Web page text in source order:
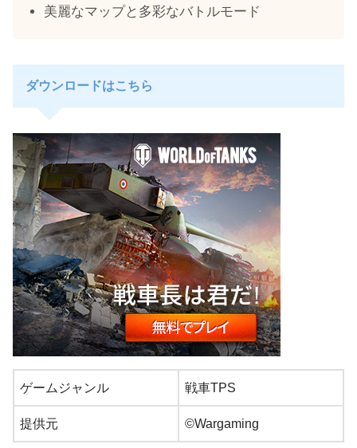
美麗なマップと多彩なバトルモード
ダウンロードはこちら
ゲームジャンル 戦車TPS
提供元 ©Wargaming